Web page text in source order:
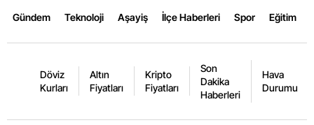
Gündem Teknoloji Aşayiş İlçe Haberleri Spor Eğitim
Döviz
Kurları
Altın
Fiyatları
Kripto
Fiyatları
Son
Dakika
Haberleri
Hava
Durumu